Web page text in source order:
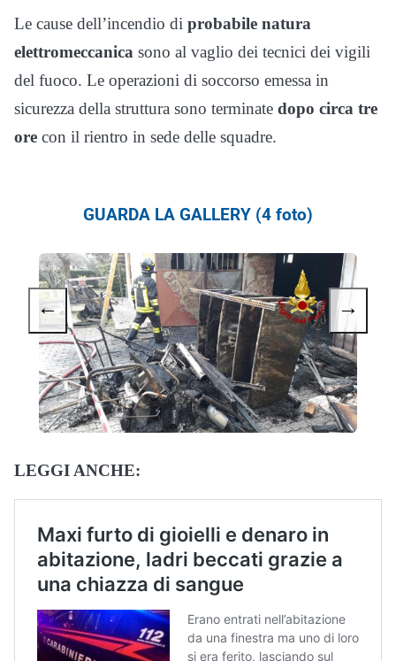
Le cause dell’incendio di probabile natura
elettromeccanica sono al vaglio dei tecnici dei vigili
del fuoco. Le operazioni di soccorso emessa in
sicurezza della struttura sono terminate dopo circa tre
ore con il rientro in sede delle squadre.
GUARDA LA GALLERY (4 foto)
← →
LEGGI ANCHE: